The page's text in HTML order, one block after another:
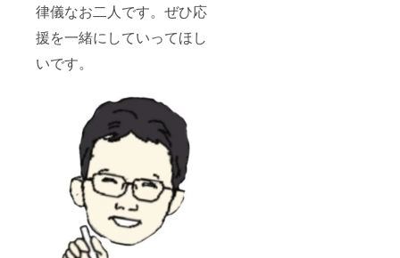
律儀なお二人です。ぜひ応
援を一緒にしていってほし
いです。